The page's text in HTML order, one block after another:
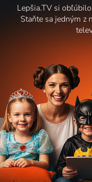
Lepšia.TV si
Staňte sa jedným z